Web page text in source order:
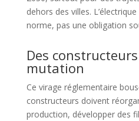
dehors des villes.
norme, pas une obligation
Des
mutation
Ce virage réglementaire
constructeurs doivent
production, développer des